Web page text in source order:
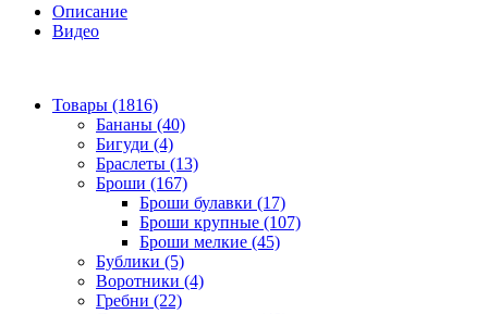
Описание
Видео
Товары (1816)
Бананы (40)
Бигуди (4)
Браслеты (13)
Броши (167)
Броши булавки (17)
Броши крупные (107)
Броши мелкие (45)
Бублики (5)
Воротники (4)
Гребни (22)